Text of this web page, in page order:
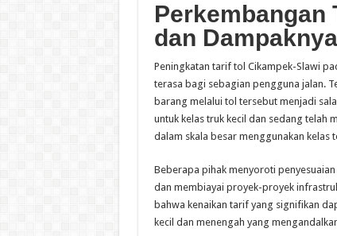
Perkembangan
dan Dampaknya
Peningkatan tarif tol Cikampek-Slawi
terasa bagi sebagian pengguna jalan.
barang melalui tol tersebut menjadi
untuk kelas truk kecil dan sedang telah
dalam skala besar menggunakan kelas
Beberapa pihak menyoroti
dan membiayai proyek-proyek
bahwa kenaikan tarif yang signifikan
kecil dan menengah yang